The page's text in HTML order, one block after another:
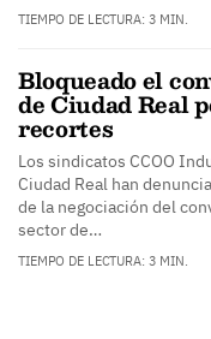
TIEMPO DE LECTURA: 3 MIN.
Bloqueado el
de Ciudad Real
recortes
Los sindicatos CCOO
Ciudad Real han
de la negociación del
sector de…
TIEMPO DE LECTURA: 3 MIN.